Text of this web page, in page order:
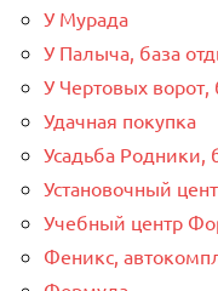
У Мурада
У Палыча, база
У Чертовых ворот,
Удачная покупка
Усадьба Родники,
Установочный
Учебный центр
Феникс,